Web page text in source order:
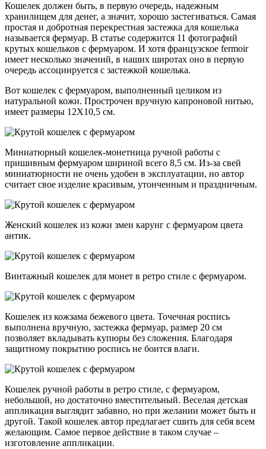
Кошелек должен быть, в первую очередь, надежным
хранилищем для денег, а значит, хорошо застегиваться. Самая
простая и добротная перекрестная застежка для кошелька
называется фермуар. В статье содержится 11 фотографий
крутых кошельков с фермуаром. И хотя французское fermoir
имеет несколько значений, в наших широтах оно в первую
очередь ассоциируется с застежкой кошелька.
Вот кошелек с фермуаром, выполненный целиком из
натуральной кожи. Прострочен вручную капроновой нитью,
имеет размеры 12Х10,5 см.
Миниатюрный кошелек-монетница ручной работы с
пришивным фермуаром шириной всего 8,5 см. Из-за свей
миниатюрности не очень удобен в эксплуатации, но автор
считает свое изделие красивым, утонченным и праздничным.
Женский кошелек из кожи змеи карунг с фермуаром цвета
антик.
Винтажный кошелек для монет в ретро стиле с фермуаром.
Кошелек из кожзама бежевого цвета. Точечная роспись
выполнена вручную, застежка фермуар, размер 20 см
позволяет вкладывать купюры без сложения. Благодаря
защитному покрытию роспись не боится влаги.
Кошелек ручной работы в ретро стиле, с фермуаром,
небольшой, но достаточно вместительный. Веселая детская
аппликация выглядит забавно, но при желании может быть и
другой. Такой кошелек автор предлагает сшить для себя всем
желающим. Самое первое действие в таком случае –
изготовление аппликации.